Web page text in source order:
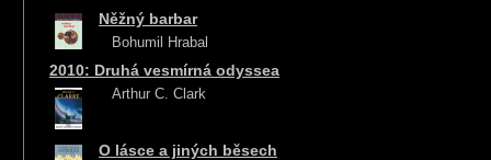
Něžný barbar
Bohumil Hrabal
2010: Druhá vesmírná odyssea
Arthur C. Clark
O lásce a jiných běsech